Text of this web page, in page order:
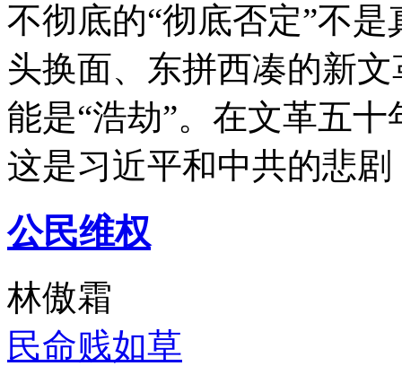
不彻底的“彻底否定”不
头换面、东拼西凑的新
能是“浩劫”。在文革五
这是习近平和中共的悲
公民维权
林傲霜
民命贱如草